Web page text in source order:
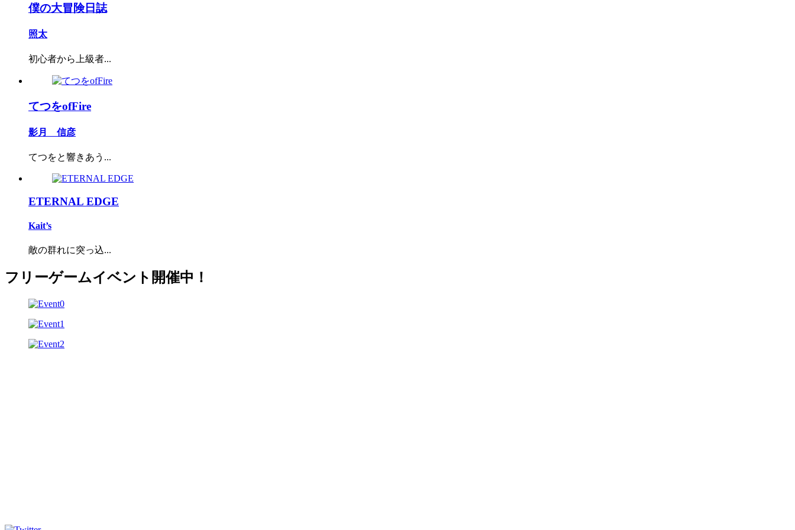
僕の大冒険日誌
照太
初心者から上級者...
てつをofFire
影月 信彦
てつをと響きあう...
ETERNAL EDGE
Kait’s
敵の群れに突っ込...
フリーゲームイベント開催中！